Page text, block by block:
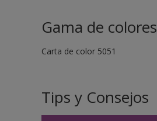
Gama de colores
Carta de color 5051
Tips y Consejos